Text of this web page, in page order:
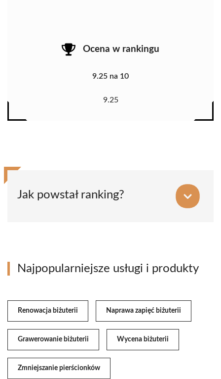
Ocena w rankingu
9.25 na 10
9.25
Jak powstał ranking?
Najpopularniejsze usługi i produkty
Renowacja biżuterii Naprawa zapięć biżuterii
Grawerowanie biżuterii Wycena biżuterii
Zmniejszanie pierścionków